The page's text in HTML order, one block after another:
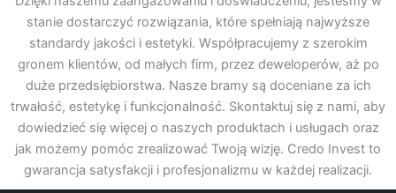
stanie dostarczyć rozwiązania, które spełniają najwyższe
standardy jakości i estetyki. Współpracujemy z szerokim
gronem klientów, od małych firm, przez deweloperów, aż po
duże przedsiębiorstwa. Nasze bramy są doceniane za ich
trwałość, estetykę i funkcjonalność. Skontaktuj się z nami, aby
dowiedzieć się więcej o naszych produktach i usługach oraz
jak możemy pomóc zrealizować Twoją wizję. Credo Invest to
gwarancja satysfakcji i profesjonalizmu w każdej realizacji.